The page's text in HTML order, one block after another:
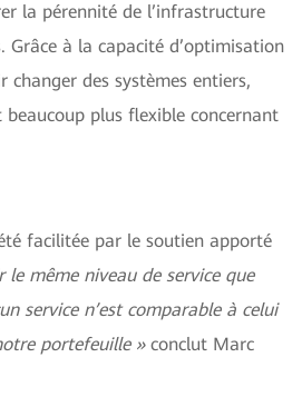
la pérennité de l’infrastructure
Grâce à la capacité d’optimisation
changer des systèmes entiers,
plus flexible concernant
facilitée par le soutien apporté
même niveau de service que
service n’est comparable à celui
portefeuille »conclut Marc